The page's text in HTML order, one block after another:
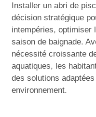
Installer un abri de
décision stratégique
intempéries, optimiser
saison de baignade.
nécessité croissante
aquatiques, les
des solutions
environnement.